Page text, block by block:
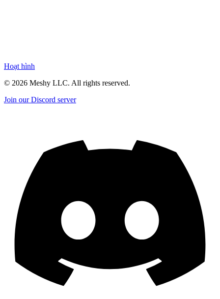
Hoạt hình
© 2026 Meshy LLC. All rights reserved.
Join our Discord server